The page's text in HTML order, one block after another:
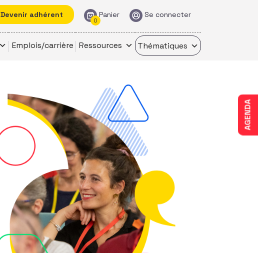
Devenir adhérent Panier
0
Se connecter
Emplois/carrière Ressources Thématiques
AGENDA